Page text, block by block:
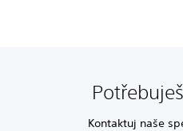
Kontaktuj naše